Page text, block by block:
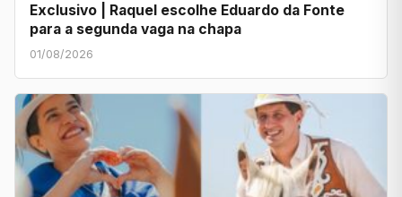
Exclusivo | Raquel escolhe Eduardo da Fonte
para a segunda vaga na chapa
01/08/2026